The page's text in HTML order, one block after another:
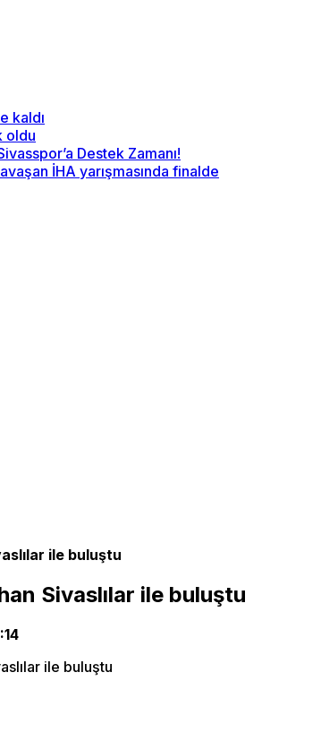
kaldı
oldu
Destek Zamanı!
İHA yarışmasında finalde
ile buluştu
Sivaslılar ile buluştu